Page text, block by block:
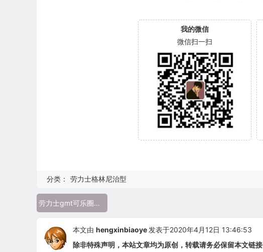
我的微信
微信扫一扫
分类： 劳力士格林尼治型
劳力士gmt可乐圈复刻版 116719-BLRO 精仿男士腕表
本文由 hengxinbiaoye 发表于2020年4月12日 13:46:53
除非特殊声明，本站文章均为原创，转载请务必保留本文链接